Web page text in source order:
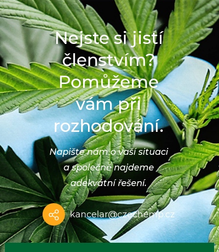
Nejste si jistí
členstvím?
Pomůžeme
vám při
rozhodování.
Napište nám o vaší situaci
a společně najdeme
adekvátní řešení.
kancelar@czechemp.cz